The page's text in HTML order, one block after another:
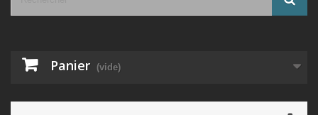
Panier (vide)